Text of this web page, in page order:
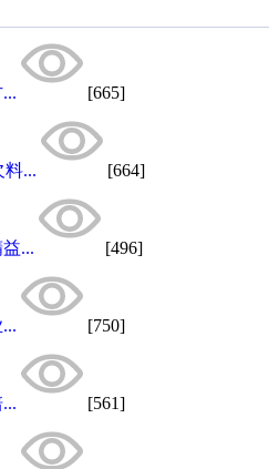
[665]
料... [664]
... [496]
[750]
[561]